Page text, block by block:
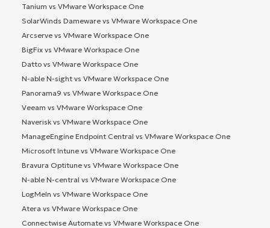
Tanium vs VMware Workspace One
SolarWinds Dameware vs VMware Workspace One
Arcserve vs VMware Workspace One
BigFix vs VMware Workspace One
Datto vs VMware Workspace One
N-able N-sight vs VMware Workspace One
Panorama9 vs VMware Workspace One
Veeam vs VMware Workspace One
Naverisk vs VMware Workspace One
ManageEngine Endpoint Central vs VMware Workspace One
Microsoft Intune vs VMware Workspace One
Bravura Optitune vs VMware Workspace One
N-able N-central vs VMware Workspace One
LogMeIn vs VMware Workspace One
Atera vs VMware Workspace One
Connectwise Automate vs VMware Workspace One